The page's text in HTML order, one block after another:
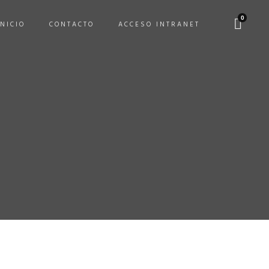
0
CONTACTO ACCESO INTRANET